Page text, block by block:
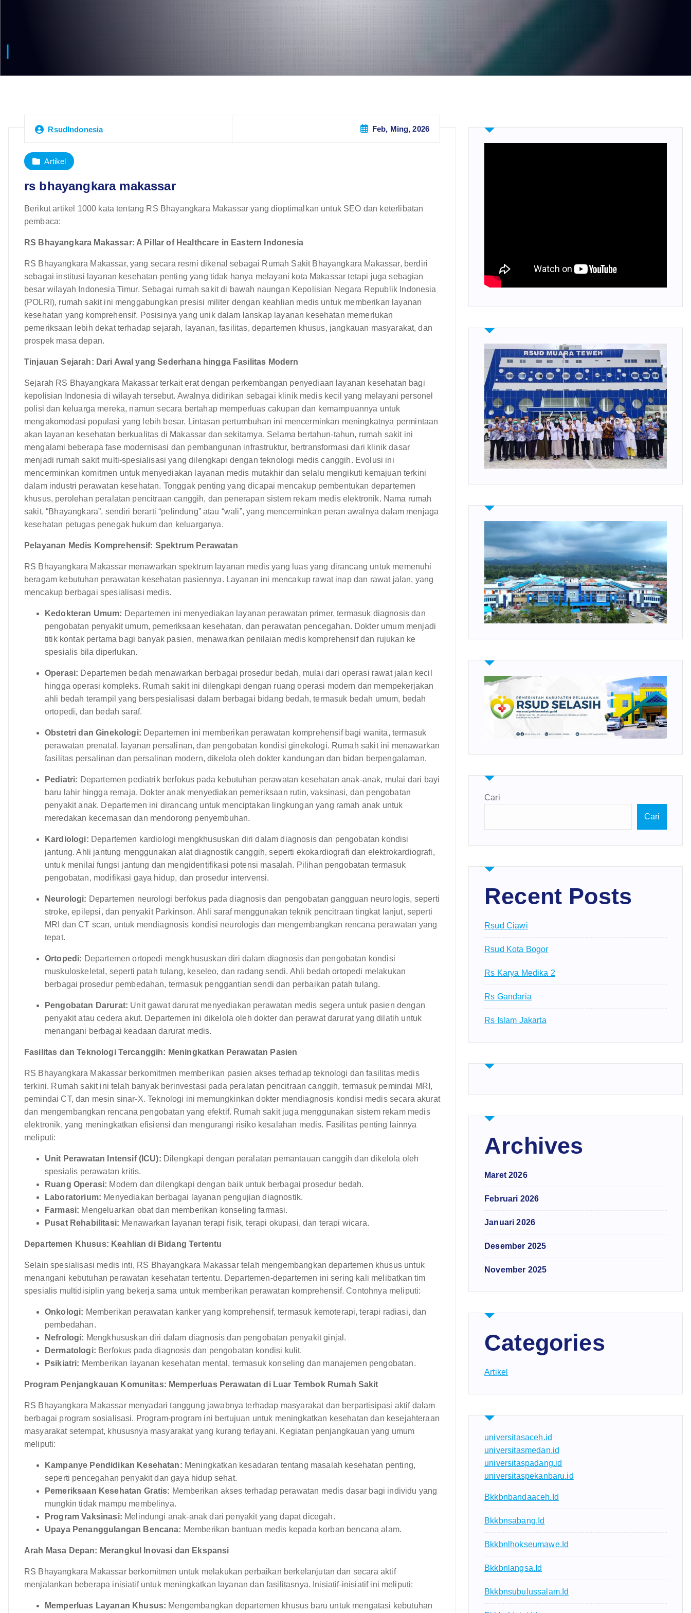
RsudIndonesia Feb, Ming, 2026
Artikel
rs bhayangkara makassar
Berikut artikel 1000 kata tentang RS Bhayangkara Makassar yang dioptimalkan untuk SEO dan keterlibatan
pembaca:
RS Bhayangkara Makassar: A Pillar of Healthcare in Eastern Indonesia
RS Bhayangkara Makassar, yang secara resmi dikenal sebagai Rumah Sakit Bhayangkara Makassar, berdiri
sebagai institusi layanan kesehatan penting yang tidak hanya melayani kota Makassar tetapi juga sebagian
besar wilayah Indonesia Timur. Sebagai rumah sakit di bawah naungan Kepolisian Negara Republik Indonesia
(POLRI), rumah sakit ini menggabungkan presisi militer dengan keahlian medis untuk memberikan layanan
kesehatan yang komprehensif. Posisinya yang unik dalam lanskap layanan kesehatan memerlukan
pemeriksaan lebih dekat terhadap sejarah, layanan, fasilitas, departemen khusus, jangkauan masyarakat, dan
prospek masa depan.
Tinjauan Sejarah: Dari Awal yang Sederhana hingga Fasilitas Modern
Sejarah RS Bhayangkara Makassar terkait erat dengan perkembangan penyediaan layanan kesehatan bagi
kepolisian Indonesia di wilayah tersebut. Awalnya didirikan sebagai klinik medis kecil yang melayani personel
polisi dan keluarga mereka, namun secara bertahap memperluas cakupan dan kemampuannya untuk
mengakomodasi populasi yang lebih besar. Lintasan pertumbuhan ini mencerminkan meningkatnya permintaan
akan layanan kesehatan berkualitas di Makassar dan sekitarnya. Selama bertahun-tahun, rumah sakit ini
mengalami beberapa fase modernisasi dan pembangunan infrastruktur, bertransformasi dari klinik dasar
menjadi rumah sakit multi-spesialisasi yang dilengkapi dengan teknologi medis canggih. Evolusi ini
mencerminkan komitmen untuk menyediakan layanan medis mutakhir dan selalu mengikuti kemajuan terkini
dalam industri perawatan kesehatan. Tonggak penting yang dicapai mencakup pembentukan departemen
khusus, perolehan peralatan pencitraan canggih, dan penerapan sistem rekam medis elektronik. Nama rumah
sakit, “Bhayangkara”, sendiri berarti “pelindung” atau “wali”, yang mencerminkan peran awalnya dalam menjaga
kesehatan petugas penegak hukum dan keluarganya.
Pelayanan Medis Komprehensif: Spektrum Perawatan
RS Bhayangkara Makassar menawarkan spektrum layanan medis yang luas yang dirancang untuk memenuhi
beragam kebutuhan perawatan kesehatan pasiennya. Layanan ini mencakup rawat inap dan rawat jalan, yang
mencakup berbagai spesialisasi medis.
Kedokteran Umum: Departemen ini menyediakan layanan perawatan primer, termasuk diagnosis dan
pengobatan penyakit umum, pemeriksaan kesehatan, dan perawatan pencegahan. Dokter umum menjadi
titik kontak pertama bagi banyak pasien, menawarkan penilaian medis komprehensif dan rujukan ke
spesialis bila diperlukan.
Operasi: Departemen bedah menawarkan berbagai prosedur bedah, mulai dari operasi rawat jalan kecil
hingga operasi kompleks. Rumah sakit ini dilengkapi dengan ruang operasi modern dan mempekerjakan
ahli bedah terampil yang berspesialisasi dalam berbagai bidang bedah, termasuk bedah umum, bedah
ortopedi, dan bedah saraf.
Obstetri dan Ginekologi: Departemen ini memberikan perawatan komprehensif bagi wanita, termasuk
perawatan prenatal, layanan persalinan, dan pengobatan kondisi ginekologi. Rumah sakit ini menawarkan
fasilitas persalinan dan persalinan modern, dikelola oleh dokter kandungan dan bidan berpengalaman.
Pediatri: Departemen pediatrik berfokus pada kebutuhan perawatan kesehatan anak-anak, mulai dari bayi
baru lahir hingga remaja. Dokter anak menyediakan pemeriksaan rutin, vaksinasi, dan pengobatan
penyakit anak. Departemen ini dirancang untuk menciptakan lingkungan yang ramah anak untuk
meredakan kecemasan dan mendorong penyembuhan.
Kardiologi: Departemen kardiologi mengkhususkan diri dalam diagnosis dan pengobatan kondisi
jantung. Ahli jantung menggunakan alat diagnostik canggih, seperti ekokardiografi dan elektrokardiografi,
untuk menilai fungsi jantung dan mengidentifikasi potensi masalah. Pilihan pengobatan termasuk
pengobatan, modifikasi gaya hidup, dan prosedur intervensi.
Neurologi: Departemen neurologi berfokus pada diagnosis dan pengobatan gangguan neurologis, seperti
stroke, epilepsi, dan penyakit Parkinson. Ahli saraf menggunakan teknik pencitraan tingkat lanjut, seperti
MRI dan CT scan, untuk mendiagnosis kondisi neurologis dan mengembangkan rencana perawatan yang
tepat.
Ortopedi: Departemen ortopedi mengkhususkan diri dalam diagnosis dan pengobatan kondisi
muskuloskeletal, seperti patah tulang, keseleo, dan radang sendi. Ahli bedah ortopedi melakukan
berbagai prosedur pembedahan, termasuk penggantian sendi dan perbaikan patah tulang.
Pengobatan Darurat: Unit gawat darurat menyediakan perawatan medis segera untuk pasien dengan
penyakit atau cedera akut. Departemen ini dikelola oleh dokter dan perawat darurat yang dilatih untuk
menangani berbagai keadaan darurat medis.
Fasilitas dan Teknologi Tercanggih: Meningkatkan Perawatan Pasien
RS Bhayangkara Makassar berkomitmen memberikan pasien akses terhadap teknologi dan fasilitas medis
terkini. Rumah sakit ini telah banyak berinvestasi pada peralatan pencitraan canggih, termasuk pemindai MRI,
pemindai CT, dan mesin sinar-X. Teknologi ini memungkinkan dokter mendiagnosis kondisi medis secara akurat
dan mengembangkan rencana pengobatan yang efektif. Rumah sakit juga menggunakan sistem rekam medis
elektronik, yang meningkatkan efisiensi dan mengurangi risiko kesalahan medis. Fasilitas penting lainnya
meliputi:
Unit Perawatan Intensif (ICU): Dilengkapi dengan peralatan pemantauan canggih dan dikelola oleh
spesialis perawatan kritis.
Ruang Operasi: Modern dan dilengkapi dengan baik untuk berbagai prosedur bedah.
Laboratorium: Menyediakan berbagai layanan pengujian diagnostik.
Farmasi: Mengeluarkan obat dan memberikan konseling farmasi.
Pusat Rehabilitasi: Menawarkan layanan terapi fisik, terapi okupasi, dan terapi wicara.
Departemen Khusus: Keahlian di Bidang Tertentu
Selain spesialisasi medis inti, RS Bhayangkara Makassar telah mengembangkan departemen khusus untuk
menangani kebutuhan perawatan kesehatan tertentu. Departemen-departemen ini sering kali melibatkan tim
spesialis multidisiplin yang bekerja sama untuk memberikan perawatan komprehensif. Contohnya meliputi:
Onkologi: Memberikan perawatan kanker yang komprehensif, termasuk kemoterapi, terapi radiasi, dan
pembedahan.
Nefrologi: Mengkhususkan diri dalam diagnosis dan pengobatan penyakit ginjal.
Dermatologi: Berfokus pada diagnosis dan pengobatan kondisi kulit.
Psikiatri: Memberikan layanan kesehatan mental, termasuk konseling dan manajemen pengobatan.
Program Penjangkauan Komunitas: Memperluas Perawatan di Luar Tembok Rumah Sakit
RS Bhayangkara Makassar menyadari tanggung jawabnya terhadap masyarakat dan berpartisipasi aktif dalam
berbagai program sosialisasi. Program-program ini bertujuan untuk meningkatkan kesehatan dan kesejahteraan
masyarakat setempat, khususnya masyarakat yang kurang terlayani. Kegiatan penjangkauan yang umum
meliputi:
Kampanye Pendidikan Kesehatan: Meningkatkan kesadaran tentang masalah kesehatan penting,
seperti pencegahan penyakit dan gaya hidup sehat.
Pemeriksaan Kesehatan Gratis: Memberikan akses terhadap perawatan medis dasar bagi individu yang
mungkin tidak mampu membelinya.
Program Vaksinasi: Melindungi anak-anak dari penyakit yang dapat dicegah.
Upaya Penanggulangan Bencana: Memberikan bantuan medis kepada korban bencana alam.
Arah Masa Depan: Merangkul Inovasi dan Ekspansi
RS Bhayangkara Makassar berkomitmen untuk melakukan perbaikan berkelanjutan dan secara aktif
menjalankan beberapa inisiatif untuk meningkatkan layanan dan fasilitasnya. Inisiatif-inisiatif ini meliputi:
Memperluas Layanan Khusus: Mengembangkan departemen khusus baru untuk mengatasi kebutuhan
Cari
Cari
Recent Posts
Rsud Ciawi
Rsud Kota Bogor
Rs Karya Medika 2
Rs Gandaria
Rs Islam Jakarta
Archives
Maret 2026
Februari 2026
Januari 2026
Desember 2025
November 2025
Categories
Artikel
universitasaceh.id
universitasmedan.id
universitaspadang.id
universitaspekanbaru.id
Bkkbnbandaaceh.id
Bkkbnsabang.id
Bkkbnlhokseumawe.id
Bkkbnlangsa.id
Bkkbnsubulussalam.id